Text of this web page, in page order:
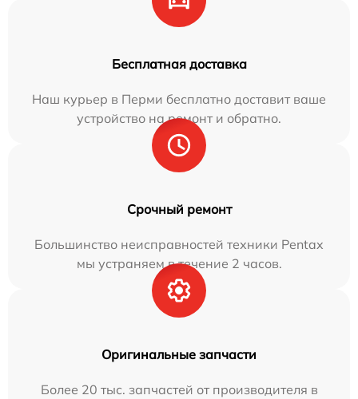
Бесплатная доставка
Наш курьер в Перми бесплатно доставит ваше
устройство на ремонт и обратно.
Срочный ремонт
Большинство неисправностей техники Pentax
мы устраняем в течение 2 часов.
Оригинальные запчасти
Более 20 тыс. запчастей от производителя в